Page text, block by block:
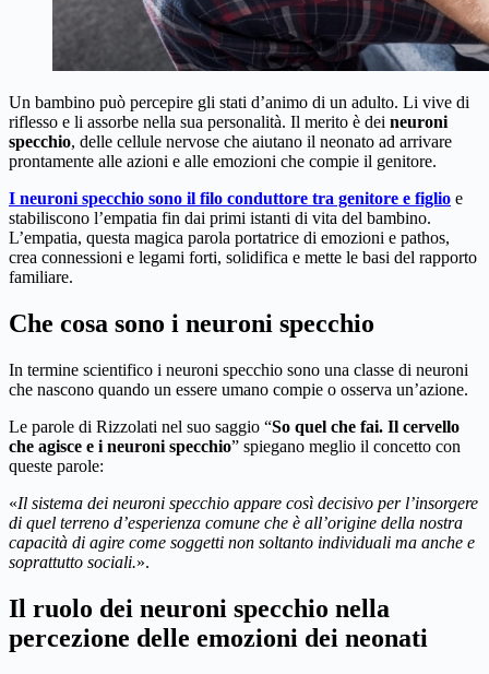
Un bambino può percepire gli stati d’animo di un adulto. Li vive di
riflesso e li assorbe nella sua personalità. Il merito è dei neuroni
specchio, delle cellule nervose che aiutano il neonato ad arrivare
prontamente alle azioni e alle emozioni che compie il genitore.
I neuroni specchio sono il filo conduttore tra genitore e figlio e
stabiliscono l’empatia fin dai primi istanti di vita del bambino.
L’empatia, questa magica parola portatrice di emozioni e pathos,
crea connessioni e legami forti, solidifica e mette le basi del rapporto
familiare.
Che cosa sono i neuroni specchio
In termine scientifico i neuroni specchio sono una classe di neuroni
che nascono quando un essere umano compie o osserva un’azione.
Le parole di Rizzolati nel suo saggio “So quel che fai. Il cervello
che agisce e i neuroni specchio” spiegano meglio il concetto con
queste parole:
«Il sistema dei neuroni specchio appare così decisivo per l’insorgere
di quel terreno d’esperienza comune che è all’origine della nostra
capacità di agire come soggetti non soltanto individuali ma anche e
soprattutto sociali.».
Il ruolo dei neuroni specchio nella
percezione delle emozioni dei neonati